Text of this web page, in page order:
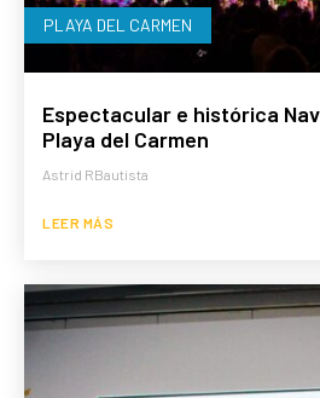
PLAYA DEL CARMEN
Espectacular e histórica
Playa del Carmen
Astrid RBautista
LEER MÁS